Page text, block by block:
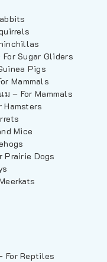
Sugar Gliders
Pigs
Mammals
– For Mammals
Hamsters
Mice
Prairie Dogs
For Reptiles